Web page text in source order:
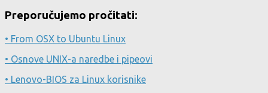
Preporučujemo pročitati:
• From OSX to Ubuntu Linux
• Osnove UNIX-a naredbe i pipeovi
• Lenovo-BIOS za Linux korisnike